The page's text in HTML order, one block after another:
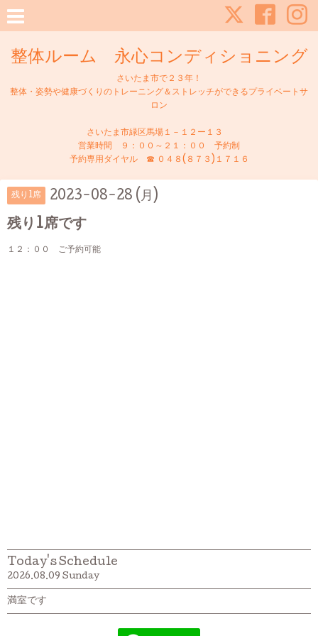
整体ルーム 永心コンディショニング
さいたま市で２３年！
整体・姿勢や健康づくりのトレーニング＆ストレッチができるプライベートサ
ロン
さいたま市緑区馬場１－１２ー１３
営業時間 ９：００～２１：００ 予約制
予約専用ダイヤル ☎ ０４８(８７３)１７１６
残り1席 2023-08-28 (月)
残り1席です
１２：００ ご予約可能
Today's Schedule
2026.08.09 Sunday
満室です